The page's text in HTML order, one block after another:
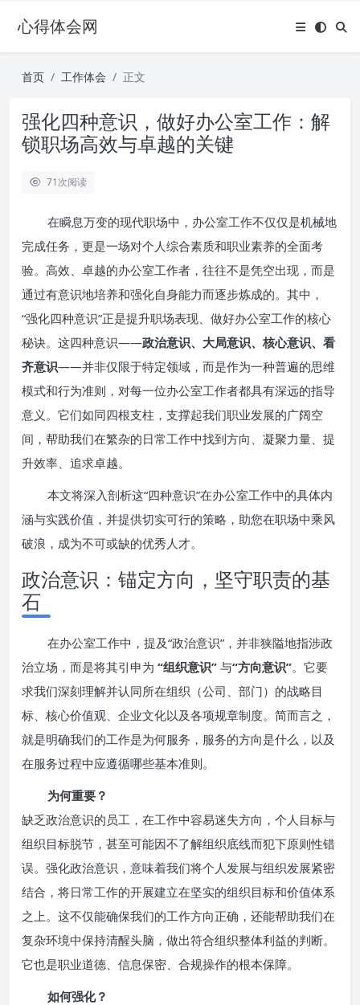
心得体会网
首页 工作体会 正文
强化四种意识，做好办公室工作：解
锁职场高效与卓越的关键
71次阅读
在瞬息万变的现代职场中，办公室工作不仅仅是机械地
完成任务，更是一场对个人综合素质和职业素养的全面考
验。高效、卓越的办公室工作者，往往不是凭空出现，而是
通过有意识地培养和强化自身能力而逐步炼成的。其中，
“强化四种意识”正是提升职场表现、做好办公室工作的核心
秘诀。这四种意识——政治意识、大局意识、核心意识、看
齐意识——并非仅限于特定领域，而是作为一种普遍的思维
模式和行为准则，对每一位办公室工作者都具有深远的指导
意义。它们如同四根支柱，支撑起我们职业发展的广阔空
间，帮助我们在繁杂的日常工作中找到方向、凝聚力量、提
升效率、追求卓越。
本文将深入剖析这“四种意识”在办公室工作中的具体内
涵与实践价值，并提供切实可行的策略，助您在职场中乘风
破浪，成为不可或缺的优秀人才。
政治意识：锚定方向，坚守职责的基
石
在办公室工作中，提及“政治意识”，并非狭隘地指涉政
治立场，而是将其引申为 “组织意识” 与“方向意识”。它要
求我们深刻理解并认同所在组织（公司、部门）的战略目
标、核心价值观、企业文化以及各项规章制度。简而言之，
就是明确我们的工作是为何服务，服务的方向是什么，以及
在服务过程中应遵循哪些基本准则。
为何重要？
缺乏政治意识的员工，在工作中容易迷失方向，个人目标与
组织目标脱节，甚至可能因不了解组织底线而犯下原则性错
误。强化政治意识，意味着我们将个人发展与组织发展紧密
结合，将日常工作的开展建立在坚实的组织目标和价值体系
之上。这不仅能确保我们的工作方向正确，还能帮助我们在
复杂环境中保持清醒头脑，做出符合组织整体利益的判断。
它也是职业道德、信息保密、合规操作的根本保障。
如何强化？